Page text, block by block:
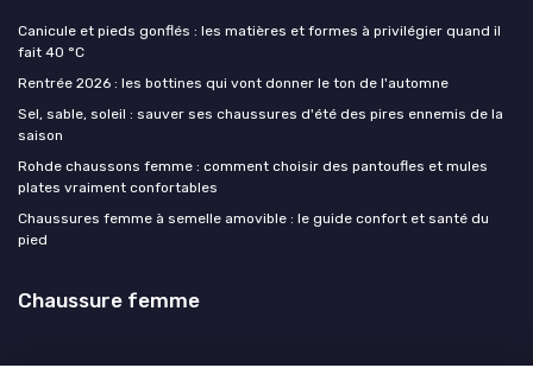
Canicule et pieds gonflés : les matières et formes à privilégier quand il
fait 40 °C
Rentrée 2026 : les bottines qui vont donner le ton de l'automne
Sel, sable, soleil : sauver ses chaussures d'été des pires ennemis de la
saison
Rohde chaussons femme : comment choisir des pantoufles et mules
plates vraiment confortables
Chaussures femme à semelle amovible : le guide confort et santé du
pied
Chaussure femme